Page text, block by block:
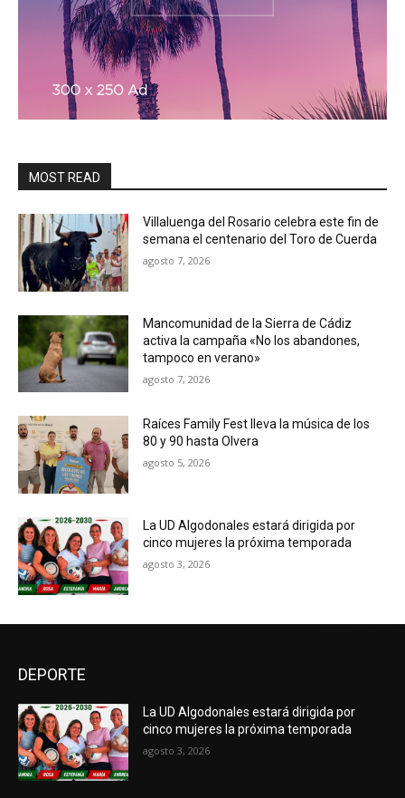
MOST READ
Villaluenga del Rosario celebra este fin de
semana el centenario del Toro de Cuerda
agosto 7, 2026
Mancomunidad de la Sierra de Cádiz
activa la campaña «No los abandones,
tampoco en verano»
agosto 7, 2026
Raíces Family Fest lleva la música de los
80 y 90 hasta Olvera
agosto 5, 2026
La UD Algodonales estará dirigida por
cinco mujeres la próxima temporada
agosto 3, 2026
DEPORTE
La UD Algodonales estará dirigida por
cinco mujeres la próxima temporada
agosto 3, 2026